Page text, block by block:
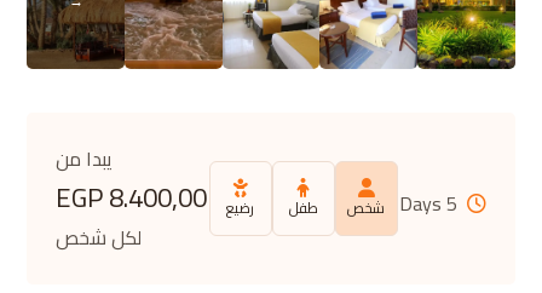
5 Days شخص طفل رضيع
يبدا من
8.400,00
EGP
لكل شخص